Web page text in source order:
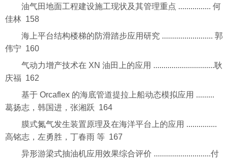
油气田地面工程建设施工现状及其管理重点 ................ 何
佳林 158
海上平台结构楼梯的防滑踏步应用研究 ......................... 郭
伟宁 160
气动力增产技术在 XN 油田上的应用 ..............................耿
庆福 162
基于 Orcaflex 的海底管道提拉上船动态模拟应用 .........
葛扬志，韩国进，张湘跃 164
膜式氮气发生装置原理及在海洋平台上的应用 ...............
高铭志，左勇胜，丁春雨 等 167
异形游梁式抽油机应用效果综合评价 ............................付